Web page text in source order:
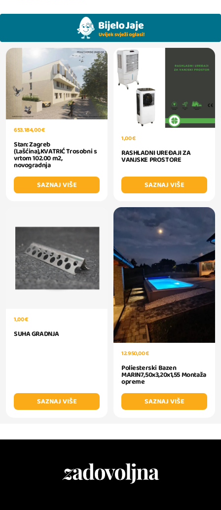
653.184,00 €
Stan: Zagreb
(Lašćina),KVATRIĆ Trosobni s
vrtom 102.00 m2,
novogradnja
SAZNAJ VIŠE
1,00 €
RASHLADNI UREĐAJI ZA
VANJSKE PROSTORE
SAZNAJ VIŠE
1,00 €
SUHA GRADNJA
SAZNAJ VIŠE
12.950,00 €
Poliesterski Bazen
MARIN7,50x3,20x1,55 Montaža
opreme
SAZNAJ VIŠE